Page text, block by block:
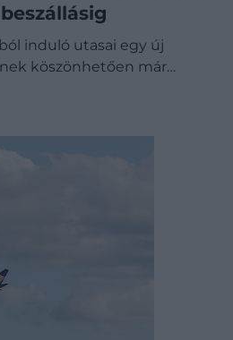
induló utasai egy új
köszönhetően már…